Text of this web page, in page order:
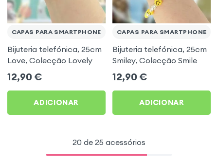
CAPAS PARA SMARTPHONE
Bijuteria telefónica, 25cm
Love, Colecção Lovely
12,90 €
ADICIONAR
CAPAS PARA SMARTPHONE
Bijuteria telefónica, 25cm
Smiley, Colecção Smile
12,90 €
ADICIONAR
20 de 25 acessórios